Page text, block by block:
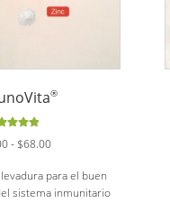
®
5.00
- $68.00Rango
precios:
desde
para el buen
sistema inmunitario